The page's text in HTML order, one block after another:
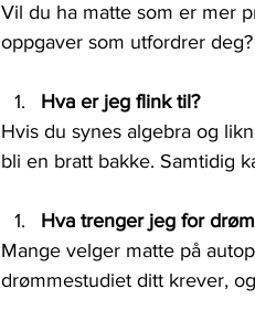
Vil du ha matte som er mer
oppgaver som utfordrer deg?
Hva er jeg flink til?
Hvis du synes algebra og
bli en bratt bakke. Samtidig
Hva trenger jeg for
Mange velger matte på
drømmestudiet ditt krever,